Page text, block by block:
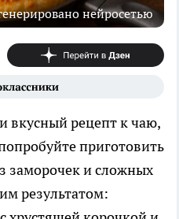
нейросетью
вкусный рецепт к чаю,
приготовить
заморочек и сложных
результатом: